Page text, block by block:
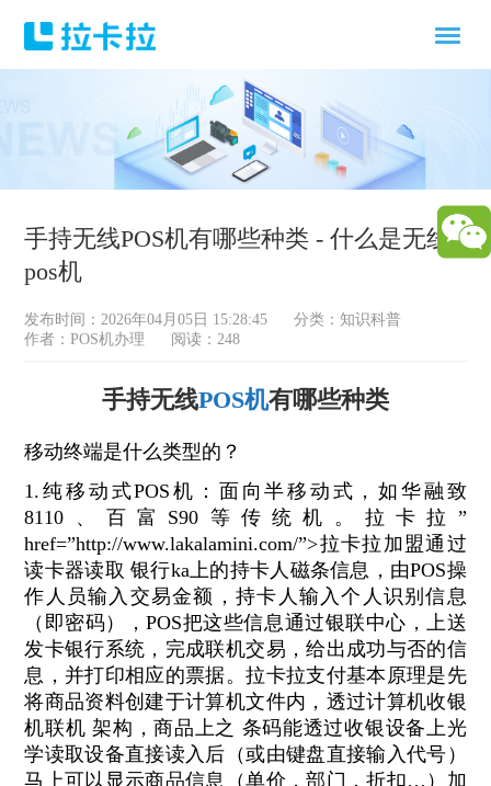
手持无线POS机有哪些种类 - 什么是无线
pos机
发布时间：2026年04月05日 15:28:45 分类：知识科普
作者：POS机办理
阅读：248
手持无线POS机有哪些种类
移动终端是什么类型的？
1.纯移动式POS机：面向半移动式，如华融致
8110、百富S90等传统机。拉卡拉”
href=”http://www.lakalamini.com/”>拉卡拉加盟通过
读卡器读取 银行ka上的持卡人磁条信息，由POS操
作人员输入交易金额，持卡人输入个人识别信息
（即密码），POS把这些信息通过银联中心，上送
发卡银行系统，完成联机交易，给出成功与否的信
息，并打印相应的票据。拉卡拉支付基本原理是先
将商品资料创建于计算机文件内，透过计算机收银
机联机 架构，商品上之 条码能透过收银设备上光
学读取设备直接读入后（或由键盘直接输入代号）
马上可以显示商品信息（单价，部门，折扣…）加